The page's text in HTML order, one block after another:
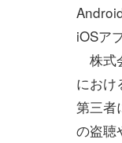
iOSア
株式
におけ
第三者
の盗聴